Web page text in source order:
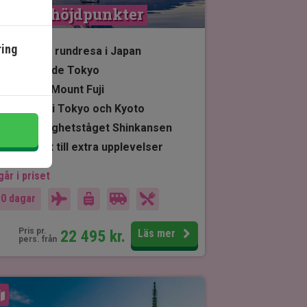
Japans höjdpunkter
i priset
dagar
7 nätters rundresa i Japan
Pulserande Tokyo
Ikoniska Mount Fuji
Stadstur i Tokyo och Kyoto
Höghastighetståget Shinkansen
Möjlighet till extra upplevelser
Pris pr.
pers. från 22 495 kr. Läs mer
Se karta